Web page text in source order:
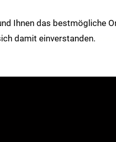
Service Modemarken
Ihnen das bestmögliche
damit einverstanden.